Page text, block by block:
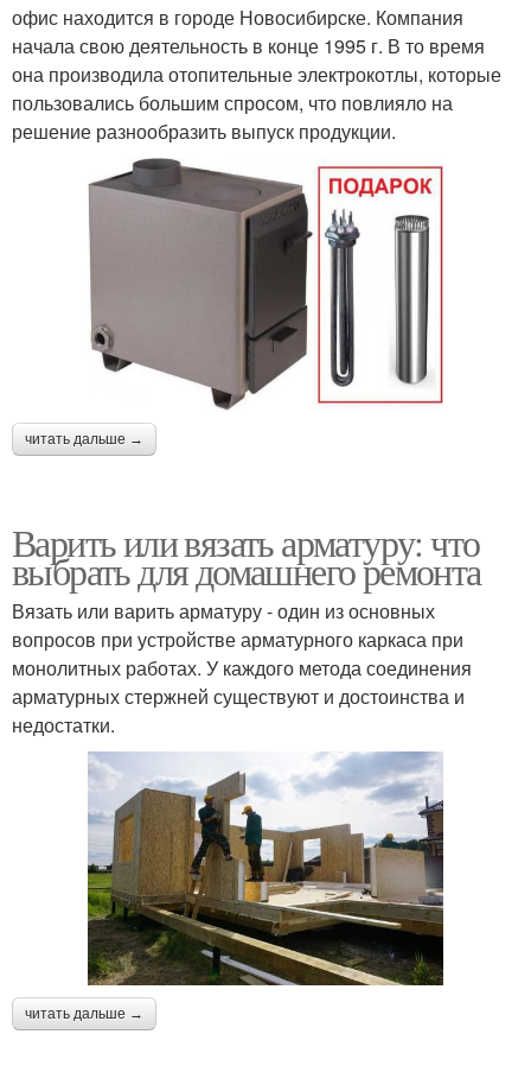
офис находится в городе Новосибирске. Компания
начала свою деятельность в конце 1995 г. В то время
она производила отопительные электрокотлы, которые
пользовались большим спросом, что повлияло на
решение разнообразить выпуск продукции.
читать дальше →
Варить или вязать арматуру: что
выбрать для домашнего ремонта
Вязать или варить арматуру - один из основных
вопросов при устройстве арматурного каркаса при
монолитных работах. У каждого метода соединения
арматурных стержней существуют и достоинства и
недостатки.
читать дальше →